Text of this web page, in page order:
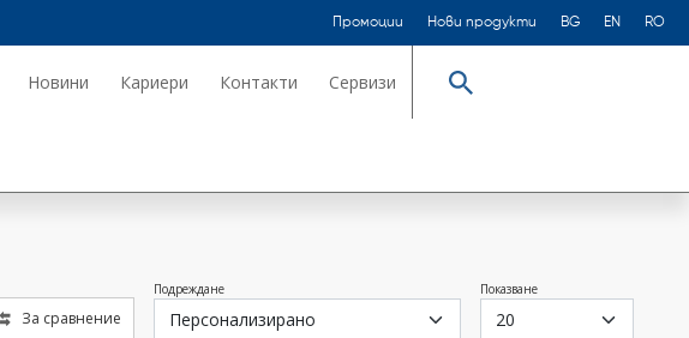
Промоции Нови продукти BG EN RO
Новини Кариери Контакти Сервизи Търсене
За сравнение
Подреждане Показване